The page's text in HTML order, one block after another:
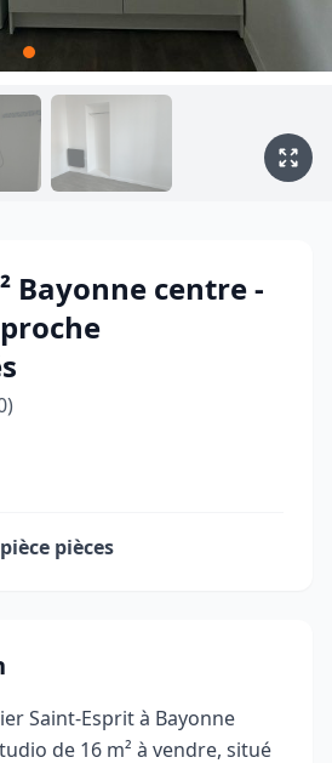
Bayonne centre -
pièces
Saint-Esprit à Bayonne
de 16 m² à vendre, situé